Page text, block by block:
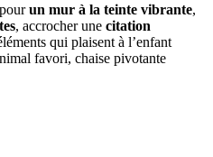
un mur à la teinte vibrante,
, accrocher une citation
qui plaisent à l’enfant
favori, chaise pivotante